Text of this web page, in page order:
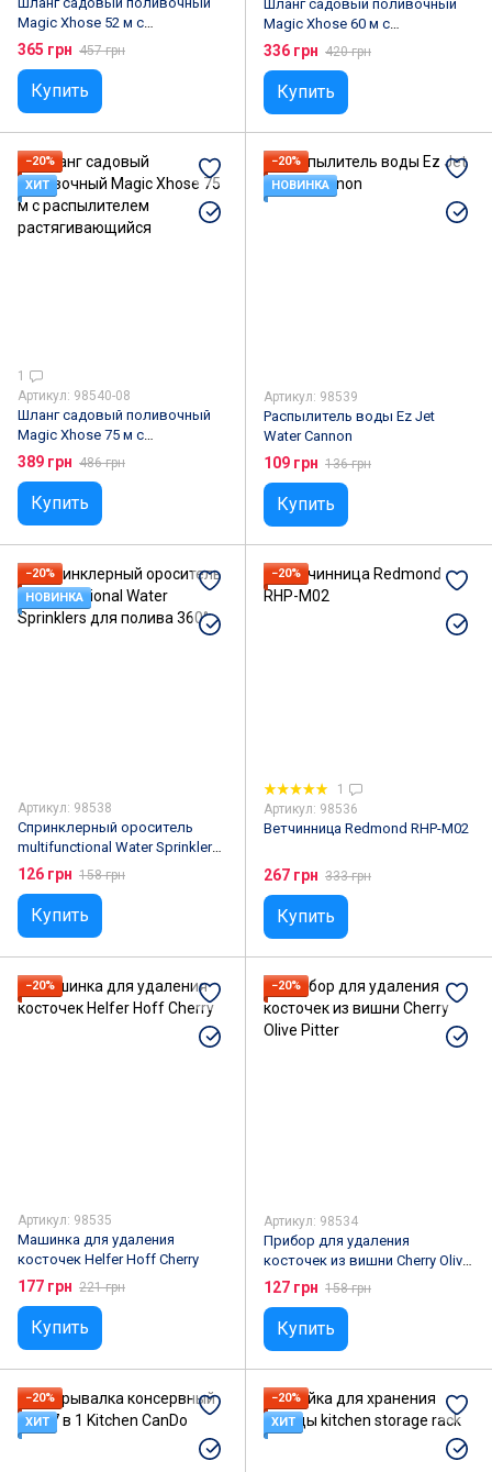
Magic Xhose 52 м с
распылителем
растягивающийся
365 грн 457 грн
Купить
Шланг садовый поливочный
Magic Xhose 60 м с
распылителем
растягивающийся
336 грн 420 грн
Купить
−20%
ХИТ
1
Артикул: 98540-08
Шланг садовый поливочный
Magic Xhose 75 м с
распылителем
растягивающийся
389 грн 486 грн
Купить
−20%
НОВИНКА
Артикул: 98539
Распылитель воды Ez Jet
Water Cannon
109 грн 136 грн
Купить
−20%
НОВИНКА
Артикул: 98538
Спринклерный ороситель
multifunctional Water Sprinklers
для полива 360°
126 грн 158 грн
Купить
−20%
1
Артикул: 98536
Ветчинница Redmond RHP-M02
267 грн 333 грн
Купить
−20%
Артикул: 98535
Машинка для удаления
косточек Helfer Hoff Cherry
177 грн 221 грн
Купить
−20%
Артикул: 98534
Прибор для удаления
косточек из вишни Cherry Olive
Pitter
127 грн 158 грн
Купить
−20%
ХИТ
−20%
ХИТ